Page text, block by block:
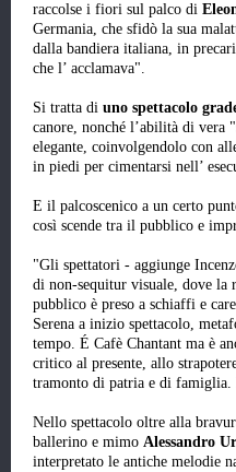
raccolse i fiori sul palco di
Germania, che sfidò la sua
dalla bandiera italiana, in
che l’ acclamava".
Si tratta di uno spettacolo
canore, nonché l’abilità di vera
elegante, coinvolgendolo con
in piedi per cimentarsi nell’
E il palcoscenico a un certo
così scende tra il pubblico e
"Gli spettatori - aggiunge
di non-sequitur visuale, dove la
pubblico è preso a schiaffi e
Serena a inizio spettacolo,
tempo. É Cafè Chantant ma è
critico al presente, allo
tramonto di patria e di famiglia.
Nello spettacolo oltre alla
ballerino e mimo Alessandro
interpretato le antiche melodie